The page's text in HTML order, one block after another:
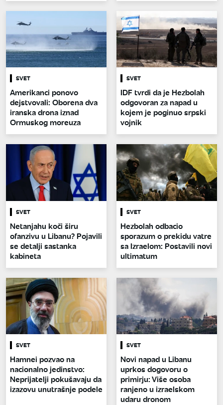
SVET
Amerikanci ponovo
dejstvovali: Oborena dva
iranska drona iznad
Ormuskog moreuza
SVET
IDF tvrdi da je Hezbolah
odgovoran za napad u
kojem je poginuo srpski
vojnik
SVET
Netanjahu koči širu
ofanzivu u Libanu? Pojavili
se detalji sastanka
kabineta
SVET
Hezbolah odbacio
sporazum o prekidu vatre
sa Izraelom: Postavili novi
ultimatum
SVET
Hamnei pozvao na
nacionalno jedinstvo:
Neprijatelji pokušavaju da
izazovu unutrašnje podele
SVET
Novi napad u Libanu
uprkos dogovoru o
primirju: Više osoba
ranjeno u izraelskom
udaru dronom